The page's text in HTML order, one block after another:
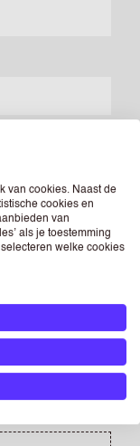
+31612345678,
van cookies. Naast de
cookies en
van
als je toestemming
welke cookies